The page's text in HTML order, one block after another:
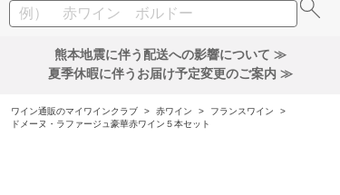
熊本地震に伴う配送への影響について ≫
夏季休暇に伴うお届け予定変更のご案内 ≫
ワイン通販のマイワインクラブ > 赤ワイン > フランスワイン
>
ドメーヌ・ラファージュ豪華赤ワイン５本セット